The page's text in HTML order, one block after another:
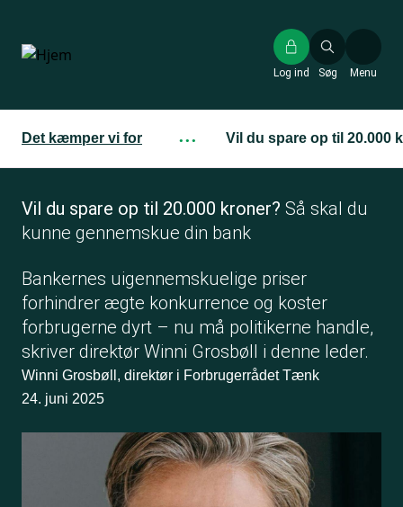
hovedindhold
Søg
Log ind Menu
Det kæmper vi for ··· Vil du spare op til 20.000
Vil du spare op til 20.000 kroner? Så skal du
kunne gennemskue din bank
Bankernes uigennemskuelige priser
forhindrer ægte konkurrence og koster
forbrugerne dyrt – nu må politikerne handle,
skriver direktør Winni Grosbøll i denne leder.
Winni Grosbøll, direktør i Forbrugerrådet Tænk
24. juni 2025